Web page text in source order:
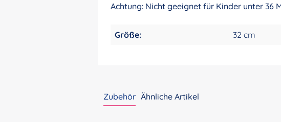
Achtung: Nicht geeignet für Kinder unter 36
Größe: 32 cm
Zubehör Ähnliche Artikel